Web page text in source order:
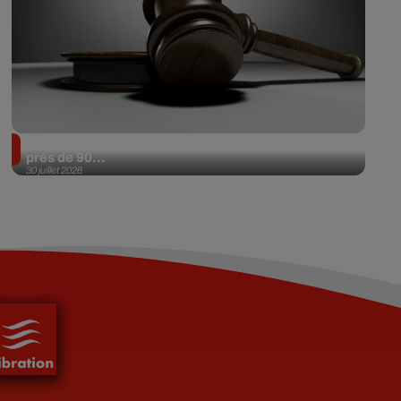
30 juillet 2026
près de 90...